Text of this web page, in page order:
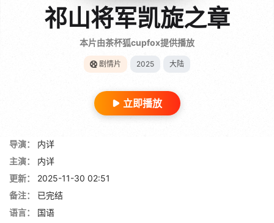
祁山将军凯旋之章
本片由茶杯狐cupfox提供播放
剧情片 2025 大陆
立即播放
导演：
内详
主演：
内详
更新：
2025-11-30 02:51
备注：
已完结
语言：
国语